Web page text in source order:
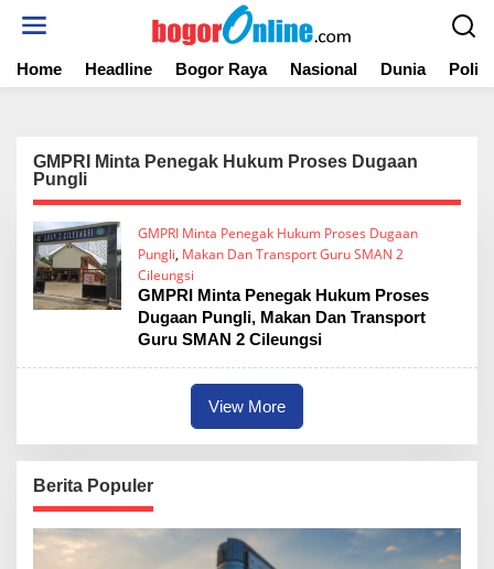
t
Home Headline Bogor Raya Nasional Dunia
GMPRI Minta Penegak Hukum Proses Dugaan
Pungli
GMPRI Minta Penegak Hukum Proses Dugaan
Pungli, Makan Dan Transport Guru SMAN 2
Cileungsi
GMPRI Minta Penegak Hukum Proses
Dugaan Pungli, Makan Dan Transport
Guru SMAN 2 Cileungsi
View More
Berita Populer